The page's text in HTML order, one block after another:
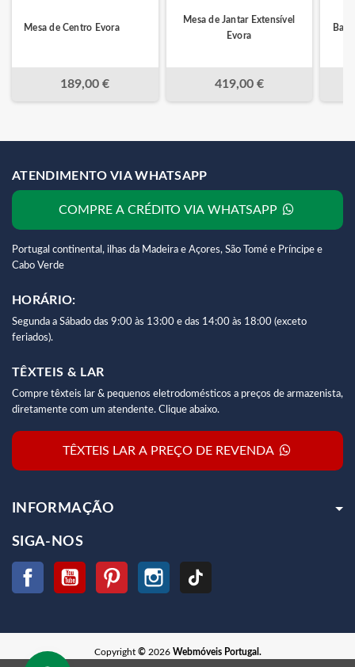
Mesa de Centro Evora
189,00 €
Mesa de Jantar Extensível
Evora
419,00 €
ATENDIMENTO VIA WHATSAPP
COMPRE A CRÉDITO VIA WHATSAPP
Portugal continental, ilhas da Madeira e Açores, São Tomé e Príncipe e
Cabo Verde
HORÁRIO:
Segunda a Sábado das 9:00 às 13:00 e das 14:00 às 18:00 (exceto
feriados).
TÊXTEIS & LAR
Compre têxteis lar & pequenos eletrodomésticos a preços de armazenista,
diretamente com um atendente. Clique abaixo.
TÊXTEIS LAR A PREÇO DE REVENDA
INFORMAÇÃO
SIGA-NOS
Facebook YouTube Pinterest Instagram
Copyright ©2026 Webmóveis Portugal.